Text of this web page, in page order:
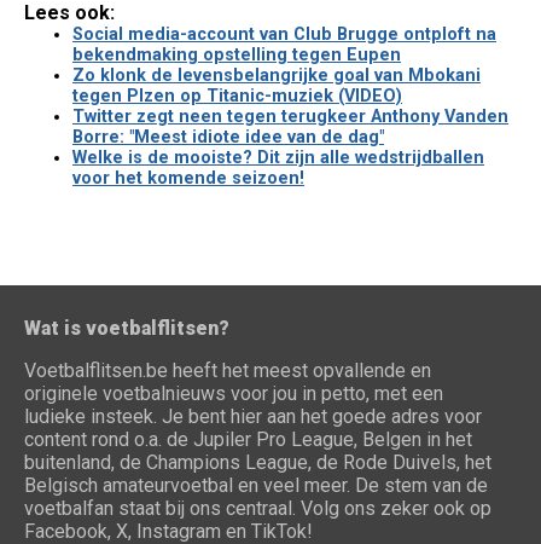
Lees ook:
Social media-account van Club Brugge ontploft na
bekendmaking opstelling tegen Eupen
Zo klonk de levensbelangrijke goal van Mbokani
tegen Plzen op Titanic-muziek (VIDEO)
Twitter zegt neen tegen terugkeer Anthony Vanden
Borre: "Meest idiote idee van de dag"
Welke is de mooiste? Dit zijn alle wedstrijdballen
voor het komende seizoen!
Wat is voetbalflitsen?
Voetbalflitsen.be heeft het meest opvallende en
originele voetbalnieuws voor jou in petto, met een
ludieke insteek. Je bent hier aan het goede adres voor
content rond o.a. de Jupiler Pro League, Belgen in het
buitenland, de Champions League, de Rode Duivels, het
Belgisch amateurvoetbal en veel meer. De stem van de
voetbalfan staat bij ons centraal. Volg ons zeker ook op
Facebook, X, Instagram en TikTok!